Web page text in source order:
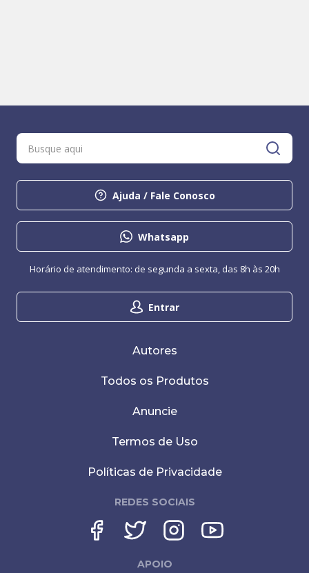
Ajuda / Fale Conosco
Whatsapp
Entrar
Horário de atendimento: de segunda a sexta, das 8h às 20h
Autores
Todos os Produtos
Anuncie
Termos de Uso
Políticas de Privacidade
REDES SOCIAIS
APOIO